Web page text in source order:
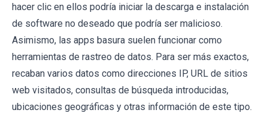
hacer clic en ellos podría iniciar la descarga e instalación
de software no deseado que podría ser malicioso.
Asimismo, las apps basura suelen funcionar como
herramientas de rastreo de datos. Para ser más exactos,
recaban varios datos como direcciones IP, URL de sitios
web visitados, consultas de búsqueda introducidas,
ubicaciones geográficas y otras información de este tipo.